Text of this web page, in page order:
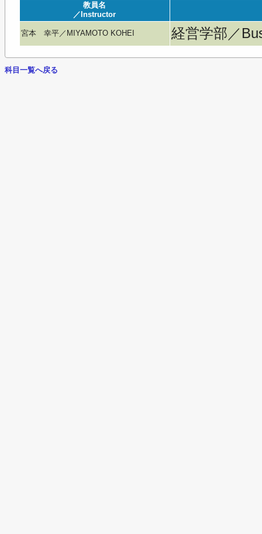
教員名
／Instructor
宮本 幸平／MIYAMOTO KOHEI 経営学部／
科目一覧へ戻る